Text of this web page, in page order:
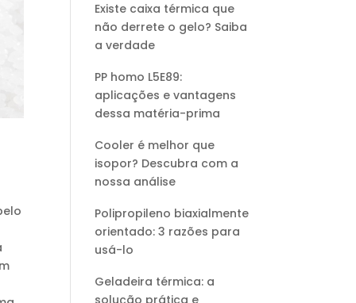
Existe caixa térmica que
não derrete o gelo? Saiba
a verdade
PP homo L5E89:
aplicações e vantagens
dessa matéria-prima
Cooler é melhor que
isopor? Descubra com a
nossa análise
Polipropileno biaxialmente
orientado: 3 razões para
usá-lo
Geladeira térmica: a
solução prática e